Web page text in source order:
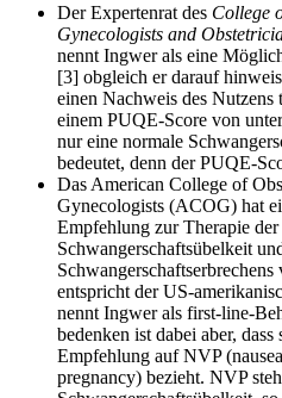
Der Expertenrat des College
Gynecologists and
nennt Ingwer als eine
[3] obgleich er darauf
einen Nachweis des Nutzens
einem PUQE-Score von
nur eine normale
bedeutet, denn der PUQE-
Das American College of
Gynecologists (ACOG) hat
Empfehlung zur Therapie der
Schwangerschaftsübelkeit
entspricht der US-
nennt Ingwer als first-line-
bedenken ist dabei aber, dass
Empfehlung auf NVP
pregnancy) bezieht. NVP